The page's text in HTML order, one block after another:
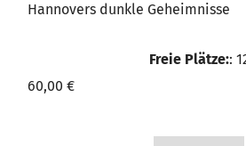
Hannovers dunkle Geheimnisse
Freie Plätze::
60,00 €